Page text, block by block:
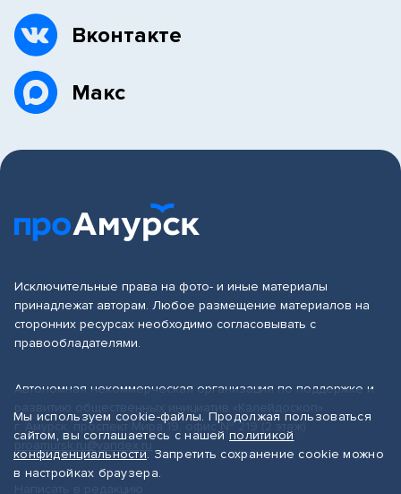
Вконтакте
Макс
Исключительные права на фото- и иные материалы
принадлежат авторам. Любое размещение материалов на
сторонних ресурсах необходимо согласовывать с
правообладателями.
Автономная некоммерческая организация по поддержке и
г. Амурск, проспект Мира 19, офис № 219 (2 этаж)
proamursk.ru@yandex.ru
Мы используем cookie-файлы. Продолжая пользоваться
сайтом, вы соглашаетесь с нашей политикой
конфиденциальности. Запретить сохранение cookie можно
в настройках браузера.